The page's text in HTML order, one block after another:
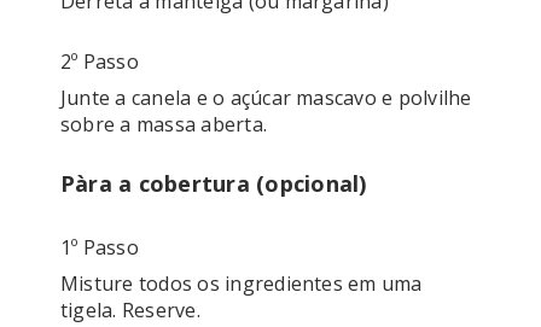
2º Passo
Junte a canela e o açúcar mascavo e polvilhe
sobre a massa aberta.
Pàra a cobertura (opcional)
1º Passo
Misture todos os ingredientes em uma
tigela. Reserve.